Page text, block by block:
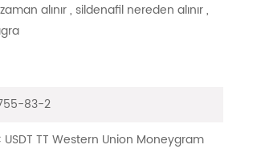
alınır , sildenafil nereden alınır ,
83-2
USDT TT Western Union Moneygram